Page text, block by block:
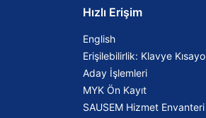
Hızlı Erişim
English
Erişilebilirlik: Klavye
Aday İşlemleri
MYK Ön Kayıt
SAUSEM Hizmet